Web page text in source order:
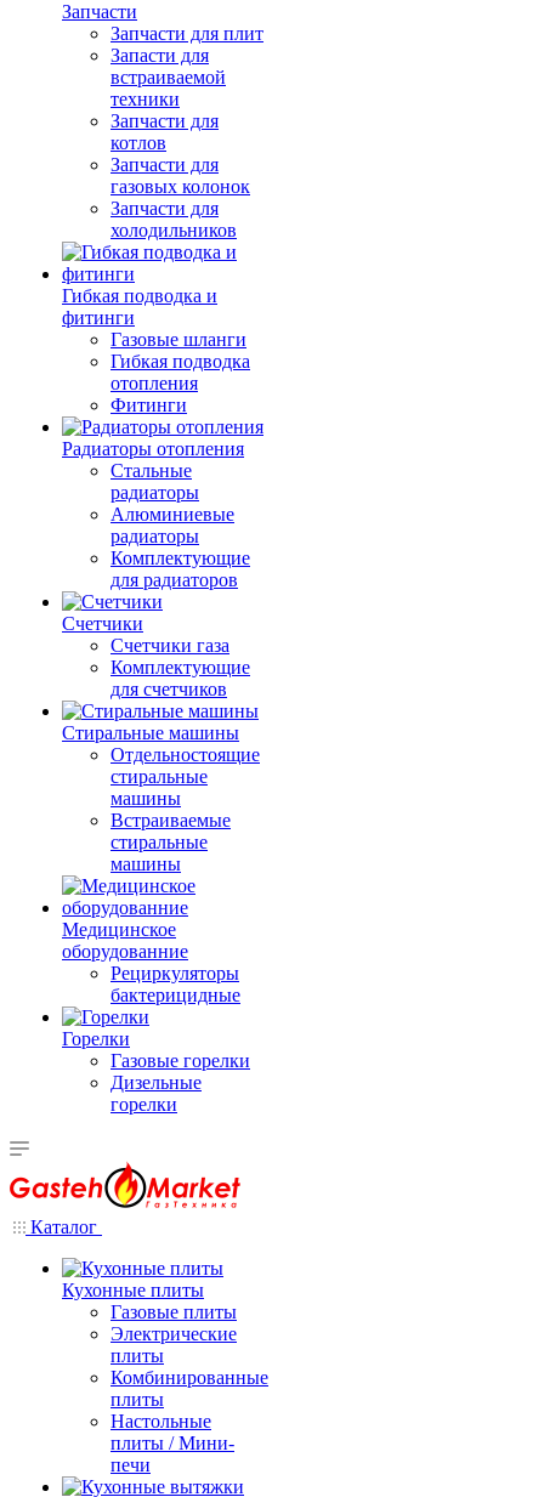
Запчасти
Запчасти для плит
Запасти для
встраиваемой
техники
Запчасти для
котлов
Запчасти для
газовых колонок
Запчасти для
холодильников
Гибкая подводка и
фитинги
Газовые шланги
Гибкая подводка
отопления
Фитинги
Радиаторы отопления
Стальные
радиаторы
Алюминиевые
радиаторы
Комплектующие
для радиаторов
Счетчики
Счетчики газа
Комплектующие
для счетчиков
Стиральные машины
Отдельностоящие
стиральные
машины
Встраиваемые
стиральные
машины
Медицинское
оборудованние
Рециркуляторы
бактерицидные
Горелки
Газовые горелки
Дизельные
горелки
Каталог
Кухонные плиты
Газовые плиты
Электрические
плиты
Комбинированные
плиты
Настольные
плиты / Мини-
печи